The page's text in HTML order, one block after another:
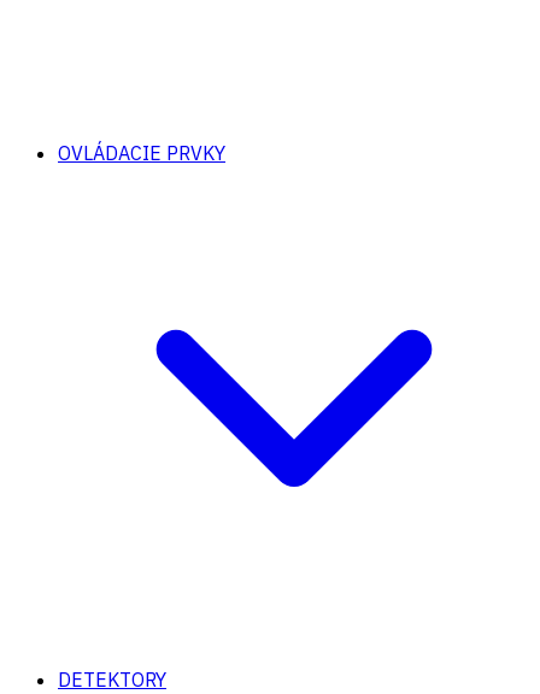
OVLÁDACIE PRVKY
DETEKTORY